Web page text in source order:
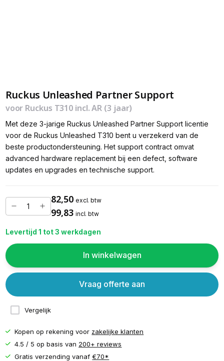
Ruckus Unleashed Partner Support
voor Ruckus T310 incl. AR (3 jaar)
Met deze 3-jarige Ruckus Unleashed Partner Support licentie
voor de Ruckus Unleashed T310 bent u verzekerd van de
beste productondersteuning. Het support contract omvat
advanced hardware replacement bij een defect, software
updates en upgrades en technische support.
82,50 excl. btw
99,83 incl. btw
Levertijd 1 tot 3 werkdagen
In winkelwagen
Vergelijk
Vraag offerte aan
Kopen op rekening voor zakelijke klanten
4.5 / 5 op basis van 200+ reviews
Gratis verzending vanaf€70*